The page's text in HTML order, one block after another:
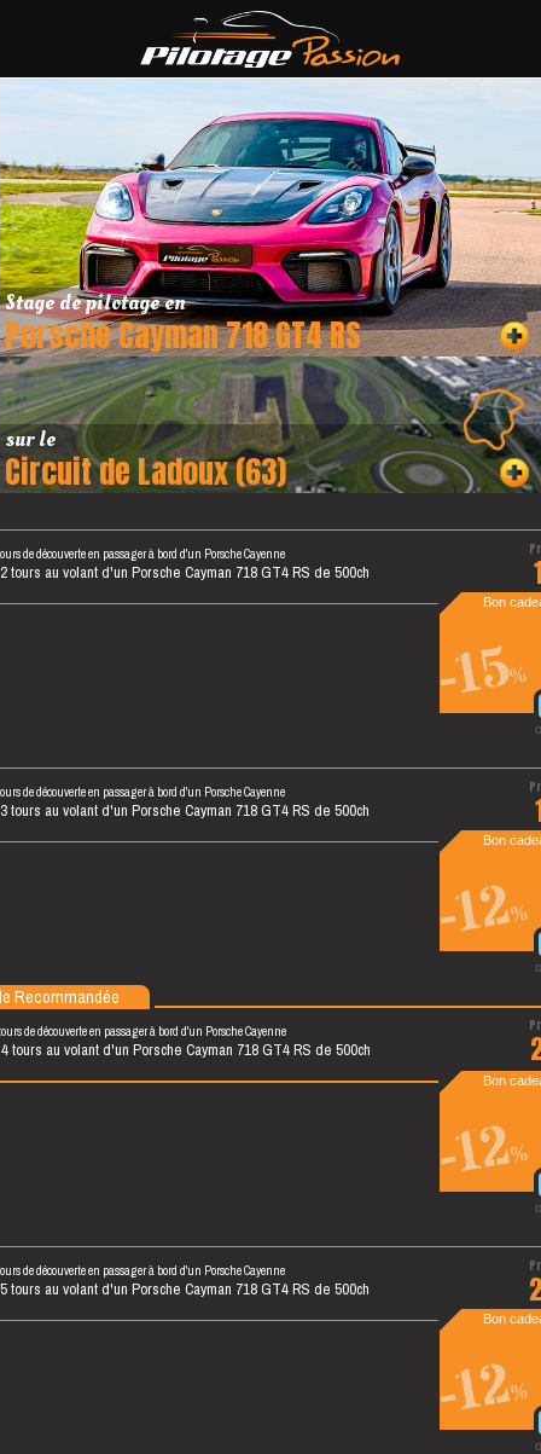
Stage de pilotage en
Porsche Cayman 718 GT4 RS
sur le
Circuit de Ladoux (63)
de découverte en passager à bord d'un Porsche Cayenne
tours au volant d'un Porsche Cayman 718 GT4 RS de 500ch
Bon
-15%
de découverte en passager à bord d'un Porsche Cayenne
tours au volant d'un Porsche Cayman 718 GT4 RS de 500ch
Bon
-12%
de découverte en passager à bord d'un Porsche Cayenne
tours au volant d'un Porsche Cayman 718 GT4 RS de 500ch
Bon
-12%
Recommandée
de découverte en passager à bord d'un Porsche Cayenne
tours au volant d'un Porsche Cayman 718 GT4 RS de 500ch
Bon
-12%